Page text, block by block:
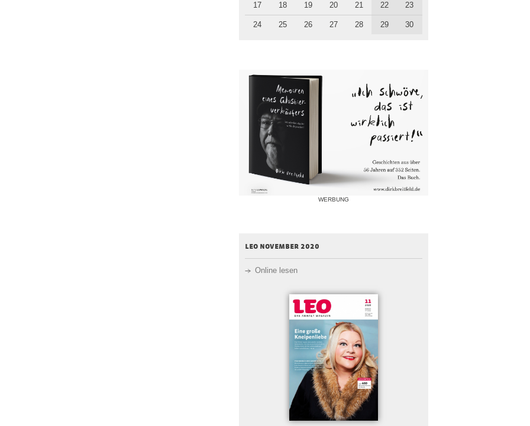
17 18 19 20 21 22 23
24 25 26 27 28 29 30
WERBUNG
leo november 2020
Online lesen